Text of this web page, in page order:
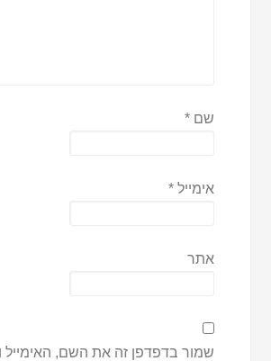
שם*
אימייל*
אתר
שמור בדפדפן זה את השם, האימייל